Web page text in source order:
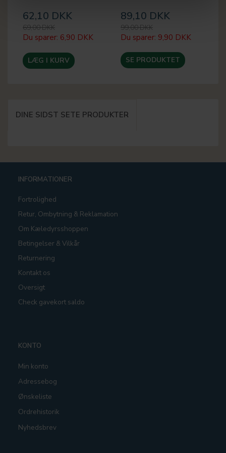
62,10 DKK
69,00 DKK
Du sparer: 6,90 DKK
LÆG I KURV
89,10 DKK
99,00 DKK
Du sparer: 9,90 DKK
SE PRODUKTET
DINE SIDST SETE PRODUKTER
INFORMATIONER
Fortrolighed
Retur, Ombytning & Reklamation
Om Kæledyrsshoppen
Betingelser & Vilkår
Returnering
Kontakt os
Oversigt
Check gavekort saldo
KONTO
Min konto
Adressebog
Ønskeliste
Ordrehistorik
Nyhedsbrev